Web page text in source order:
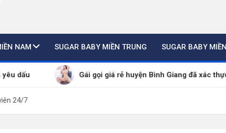
NAM SUGAR BABY MIỀN TRUNG SUGAR BABY
Gái gọi giá rẻ huyện Bình Giang đã xác thực SDT –
24/7